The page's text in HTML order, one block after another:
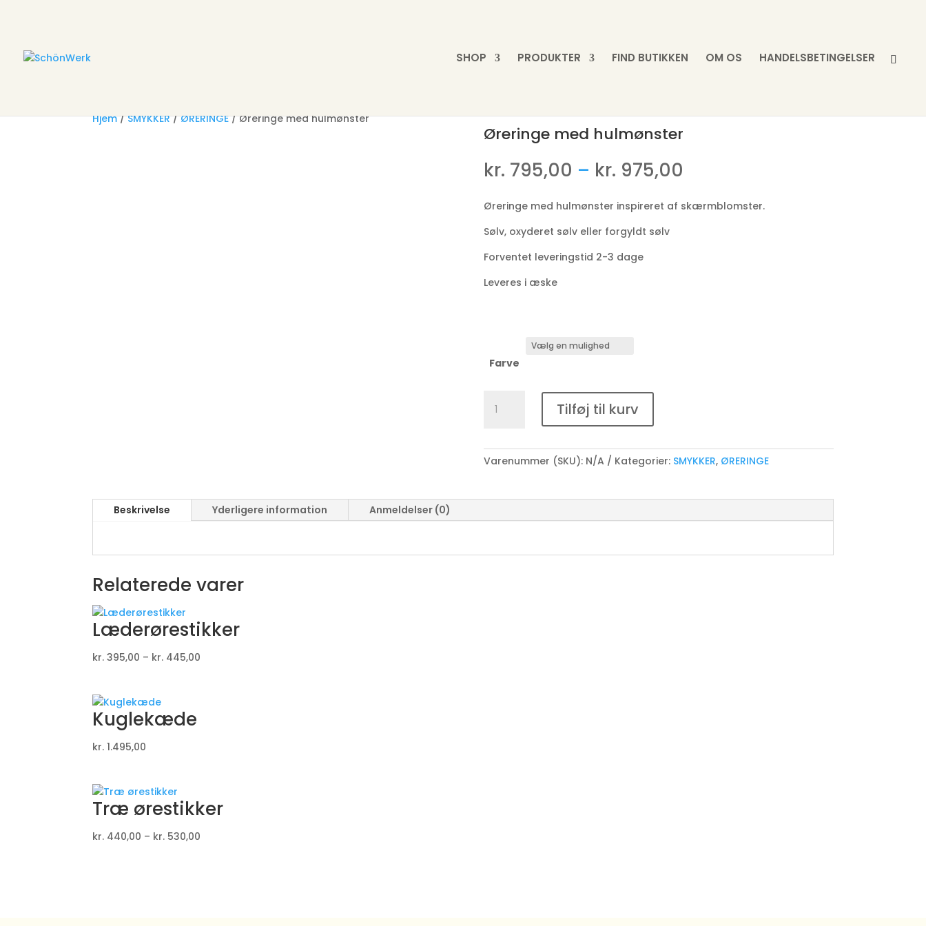
SHOP PRODUKTER FIND BUTIKKEN OM OS HANDELSBETINGELSER
Hjem/SMYKKER/ØRERINGE/ Øreringe med hulmønster
Øreringe med hulmønster
kr. 795,00 – kr. 975,00
til
kr. 975,00
Øreringe med hulmønster inspireret af skærmblomster.
Sølv, oxyderet sølv eller forgyldt sølv
Forventet leveringstid 2-3 dage
Leveres i æske
Farve
med
Tilføj til kurv
Varenummer (SKU): N/A Kategorier: SMYKKER, ØRERINGE
Beskrivelse Yderligere information Anmeldelser (0)
Relaterede varer
Læderørestikker
kr. 395,00 – kr. 445,00
Kuglekæde
kr. 1.495,00
Træ ørestikker
kr. 440,00 – kr. 530,00